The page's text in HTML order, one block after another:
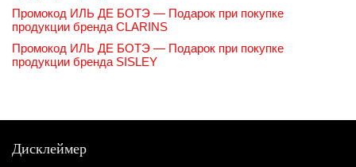
Промокод ИЛЬ ДЕ БОТЭ — Подарок при покупке
продукции бренда CLARINS
Промокод ИЛЬ ДЕ БОТЭ — Подарок при покупке
продукции бренда SISLEY
Дисклеймер